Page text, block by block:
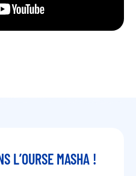
L’OURSE MASHA !